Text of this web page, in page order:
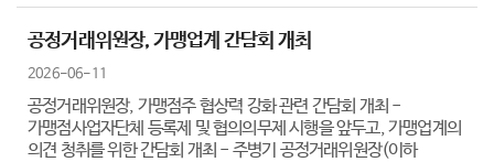
공정거래위원장, 가맹업계 간담회 개최
2026-06-11
공정거래위원장, 가맹점주 협상력 강화 관련 간담회 개최 -
가맹점사업자단체 등록제 및 협의의무제 시행을 앞두고, 가맹업계의
의견 청취를 위한 간담회 개최 - 주병기 공정거래위원장(이하